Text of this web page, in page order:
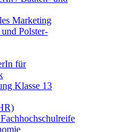
Marketing
Polster-
für
Klasse 13